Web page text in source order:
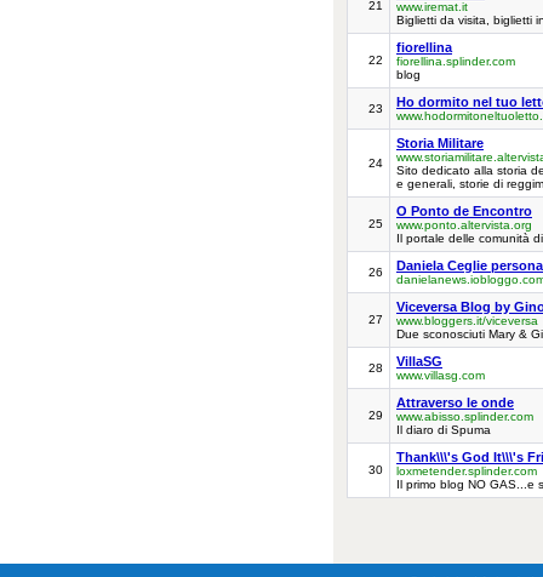
21
www.iremat.it
Biglietti da visita, biglietti
22
fiorellina
fiorellina.splinder.com
blog
23 Ho dormito nel tuo
24
Storia Militare
Sito dedicato alla storia
e generali, storie di
25
O Ponto de Encontro
www.ponto.altervista.org
Il portale delle comunità
26 Daniela Ceglie
27
Viceversa Blog by
www.bloggers.it/viceversa
Due sconosciuti Mary &
28 VillaSG
www.villasg.com
29
Attraverso le onde
www.abisso.splinder.com
Il diaro di Spuma
30
Thank\\\'s God It\\\'s
loxmetender.splinder.com
Il primo blog NO GAS...e